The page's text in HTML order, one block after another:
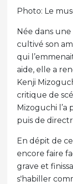
Photo: Le
Née dans une
cultivé son
qui
aide, elle a
Kenji
critique de
Mizoguchi
puis de
En dépit de
encore faire
grave et
s'habiller